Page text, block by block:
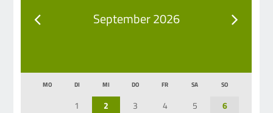
September 2026
MO DI MI DO FR SA SO
1 2 3 4 5
6